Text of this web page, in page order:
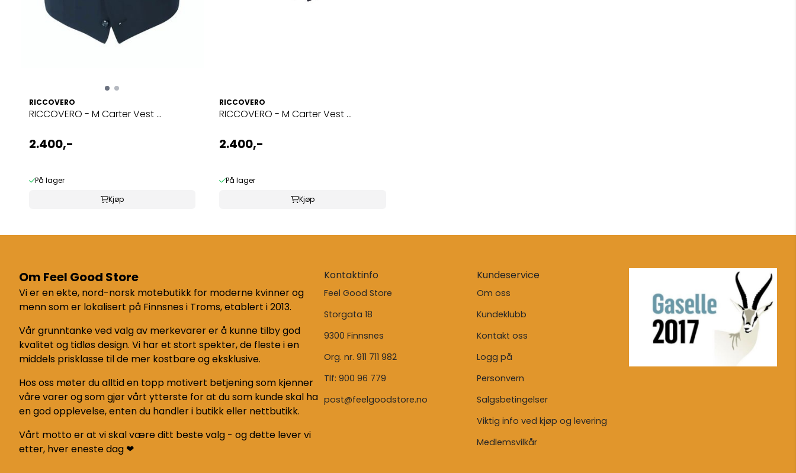
RICCOVERO
RICCOVERO - M Carter Vest ...
2.400,-
På lager
Kjøp
RICCOVERO
RICCOVERO - M Carter Vest ...
2.400,-
På lager
Kjøp
Om Feel Good Store
Vi er en ekte, nord-norsk motebutikk for moderne kvinner og
menn som er lokalisert på Finnsnes i Troms, etablert i 2013.
Vår grunntanke ved valg av merkevarer er å kunne tilby god
kvalitet og tidløs design. Vi har et stort spekter, de fleste i en
middels prisklasse til de mer kostbare og eksklusive.
Hos oss møter du alltid en topp motivert betjening som kjenner
våre varer og som gjør vårt ytterste for at du som kunde skal ha
en god opplevelse, enten du handler i butikk eller nettbutikk.
Vårt motto er at vi skal være ditt beste valg - og dette lever vi
etter, hver eneste dag ❤
Kontaktinfo
Feel Good Store
Storgata 18
9300 Finnsnes
Org. nr. 911 711 982
Tlf:900 96 779
post@feelgoodstore.no
Kundeservice
Om oss
Kundeklubb
Kontakt oss
Logg på
Personvern
Salgsbetingelser
Viktig info ved kjøp og levering
Medlemsvilkår